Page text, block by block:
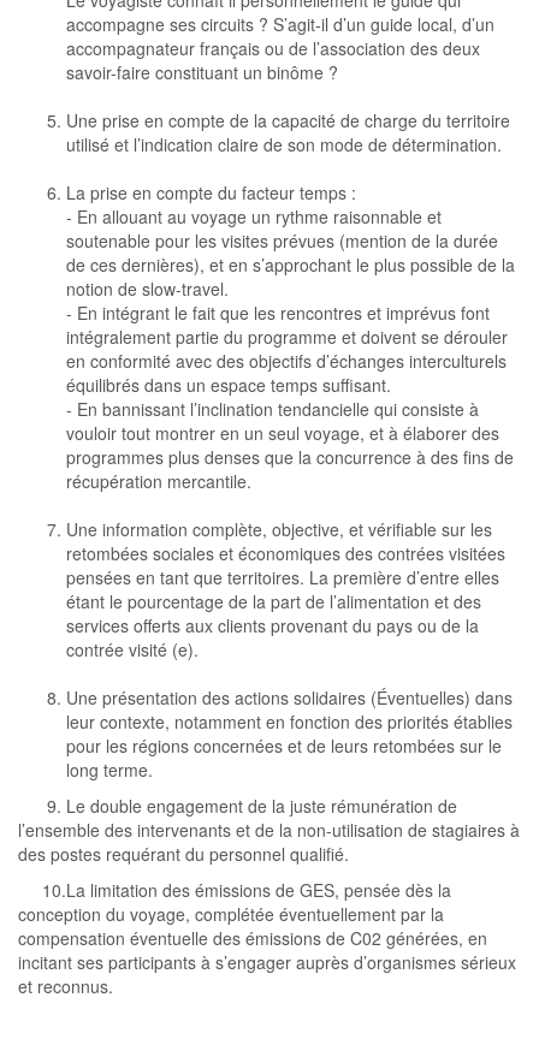
accompagne ses circuits ? S’agit-il d’un guide local, d’un
accompagnateur français ou de l’association des deux
savoir-faire constituant un binôme ?
Une prise en compte de la capacité de charge du territoire
utilisé et l’indication claire de son mode de détermination.
La prise en compte du facteur temps :
- En allouant au voyage un rythme raisonnable et
soutenable pour les visites prévues (mention de la durée
de ces dernières), et en s’approchant le plus possible de la
notion de slow-travel.
- En intégrant le fait que les rencontres et imprévus font
intégralement partie du programme et doivent se dérouler
en conformité avec des objectifs d’échanges interculturels
équilibrés dans un espace temps suffisant.
- En bannissant l’inclination tendancielle qui consiste à
vouloir tout montrer en un seul voyage, et à élaborer des
programmes plus denses que la concurrence à des fins de
récupération mercantile.
Une information complète, objective, et vérifiable sur les
retombées sociales et économiques des contrées visitées
pensées en tant que territoires. La première d’entre elles
étant le pourcentage de la part de l’alimentation et des
services offerts aux clients provenant du pays ou de la
contrée visité (e).
Une présentation des actions solidaires (Éventuelles) dans
leur contexte, notamment en fonction des priorités établies
pour les régions concernées et de leurs retombées sur le
long terme.
9. Le double engagement de la juste rémunération de
l’ensemble des intervenants et de la non-utilisation de stagiaires à
des postes requérant du personnel qualifié.
10.La limitation des émissions de GES, pensée dès la
conception du voyage, complétée éventuellement par la
compensation éventuelle des émissions de C02 générées, en
incitant ses participants à s’engager auprès d’organismes sérieux
et reconnus.